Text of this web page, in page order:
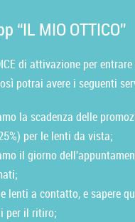
“IL MIO OTTICO”
di attivazione per
potrai avere i seguenti
la scadenza delle
per le lenti da vista;
il giorno
lenti a contatto, e sapere
per il ritiro;